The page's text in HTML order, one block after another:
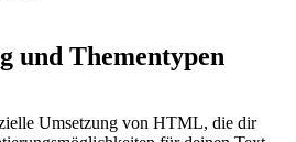
und Thementypen
Umsetzung von HTML, die dir